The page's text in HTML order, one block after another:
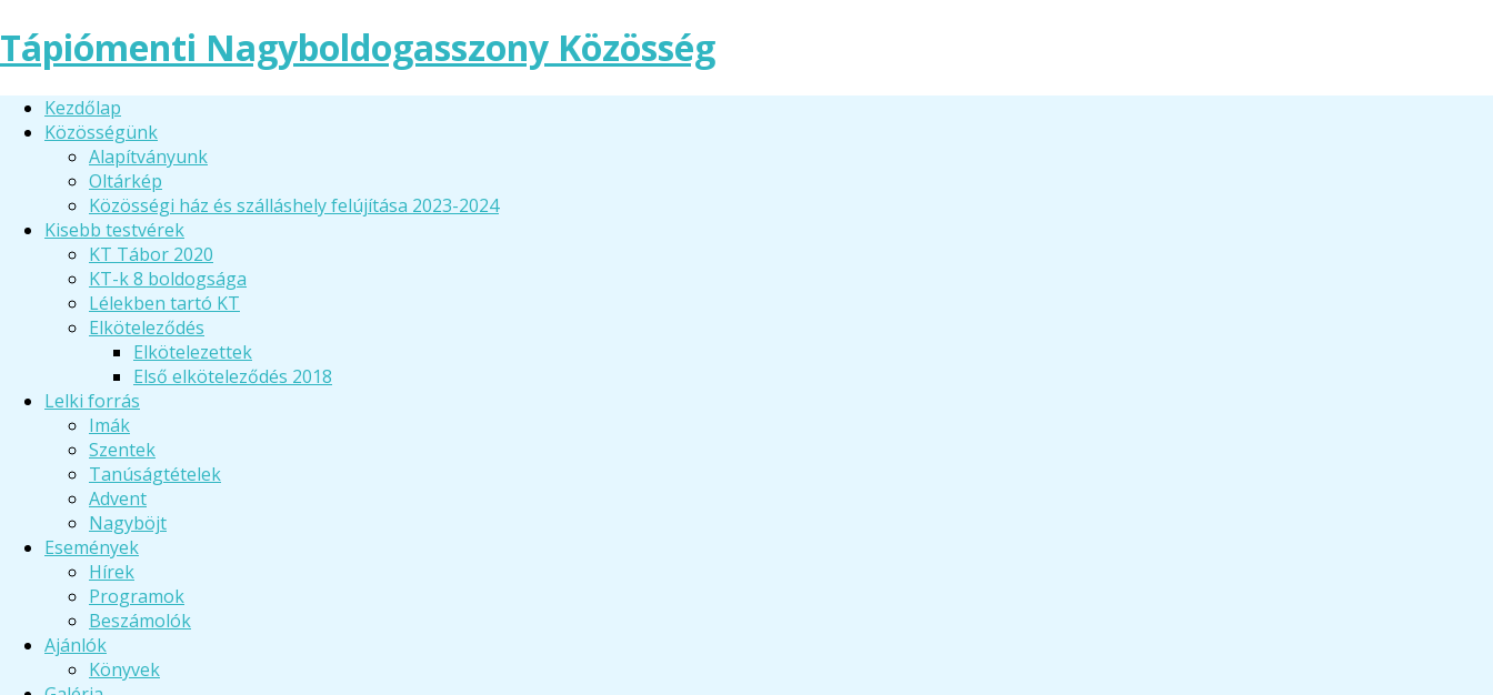
Tápiómenti Nagyboldogasszony Közösség
Kezdőlap
Közösségünk
Alapítványunk
Oltárkép
Közösségi ház és szálláshely felújítása 2023-2024
Kisebb testvérek
KT Tábor 2020
KT-k 8 boldogsága
Lélekben tartó KT
Elköteleződés
Elkötelezettek
Első elköteleződés 2018
Lelki forrás
Imák
Szentek
Tanúságtételek
Advent
Nagyböjt
Események
Hírek
Programok
Beszámolók
Ajánlók
Könyvek